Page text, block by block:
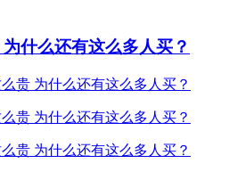
什么还有这么多人买？